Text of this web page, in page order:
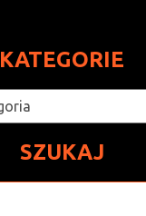
KATEGORIE
SZUKAJ